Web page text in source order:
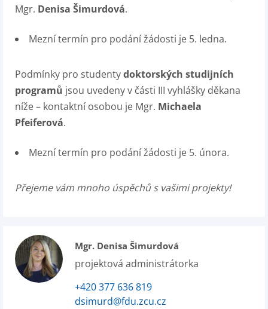
Mgr. Denisa Šimurdová.
Mezní termín pro podání žádosti je 5. ledna.
Podmínky pro studentydoktorských studijních
programů jsou uvedeny v části III vyhlášky děkana
níže – kontaktní osobou je Mgr. Michaela
Pfeiferová.
Mezní termín pro podání žádosti je 5. února.
Přejeme vám mnoho úspěchů s vašimi projekty!
Mgr. Denisa Šimurdová
projektová administrátorka
+420 377 636 819
dsimurd@fdu.zcu.cz